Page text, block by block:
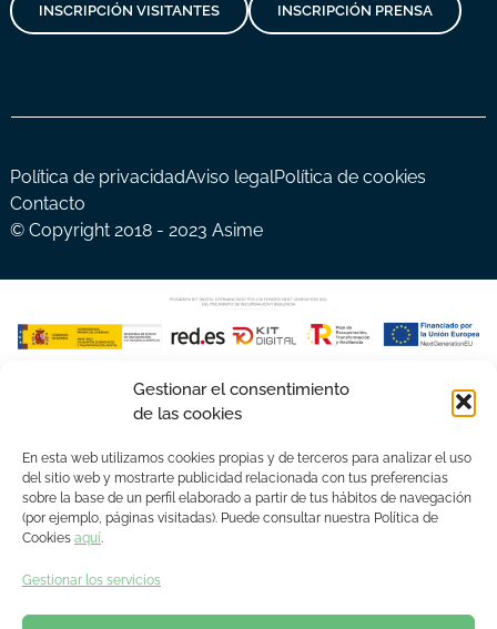
Gestionar el consentimiento
de las cookies
En esta web utilizamos cookies propias y de terceros para analizar el uso
del sitio web y mostrarte publicidad relacionada con tus preferencias
sobre la base de un perfil elaborado a partir de tus hábitos de navegación
(por ejemplo, páginas visitadas). Puede consultar nuestra Política de
Cookies aquí.
Gestionar los servicios
INSCRIPCIÓN VISITANTES INSCRIPCIÓN PRENSA
Política de privacidadAviso legalPolítica de cookies
Contacto
© Copyright 2018 - 2023 Asime